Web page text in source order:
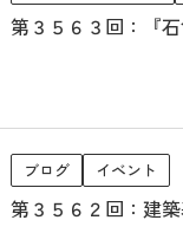
第３５６３回：『
ブログ イベント
第３５６２回：建